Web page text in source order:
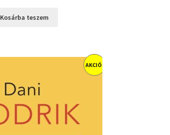
was:
is:
Kosárba teszem
AKCIÓ!